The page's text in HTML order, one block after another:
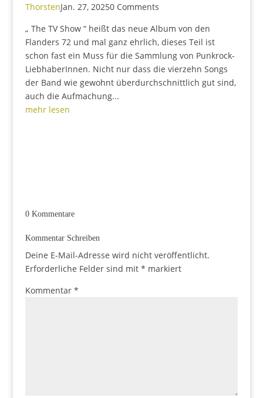
ThorstenJan. 27, 20250 Comments
„ The TV Show “ heißt das neue Album von den
Flanders 72 und mal ganz ehrlich, dieses Teil ist
schon fast ein Muss für die Sammlung von Punkrock-
LiebhaberInnen. Nicht nur dass die vierzehn Songs
der Band wie gewohnt überdurchschnittlich gut sind,
auch die Aufmachung...
mehr lesen
0 Kommentare
Kommentar Schreiben
Deine E-Mail-Adresse wird nicht veröffentlicht.
Erforderliche Felder sind mit * markiert
Kommentar *